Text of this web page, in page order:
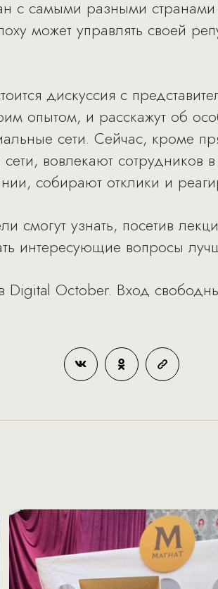
с самыми разными
может управлять своей
дискуссия с
опытом, и расскажут об
сети. Сейчас, кроме
вовлекают сотрудников
собирают отклики и
смогут узнать, посетив
интересующие вопросы
October. Вход